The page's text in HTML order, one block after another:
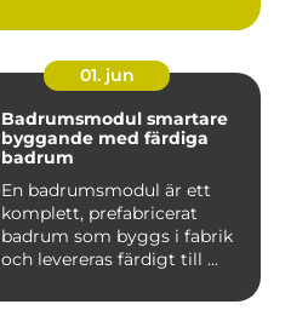
01. jun
Badrumsmodul smartare
byggande med färdiga
badrum
En badrumsmodul är ett
komplett, prefabricerat
badrum som byggs i fabrik
och levereras färdigt till ...